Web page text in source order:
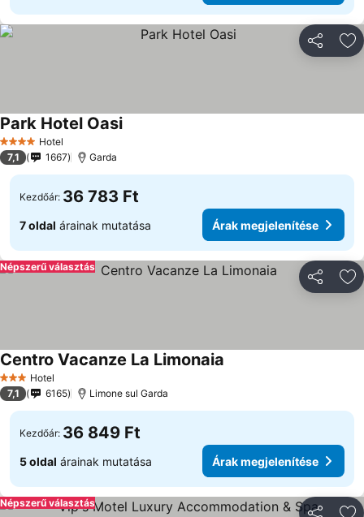
4 KategóriaHotel
Park Hotel Oasi
7,1 1667 Garda
Kezdőár: 36 783 Ft
7 oldal árainak mutatása Árak megjelenítése
Népszerű választás
3 Kategória
Hotel
Centro Vacanze La Limonaia
7,1 6165 Limone sul Garda
Kezdőár: 36 849 Ft
5 oldal árainak mutatása Árak megjelenítése
Népszerű választás